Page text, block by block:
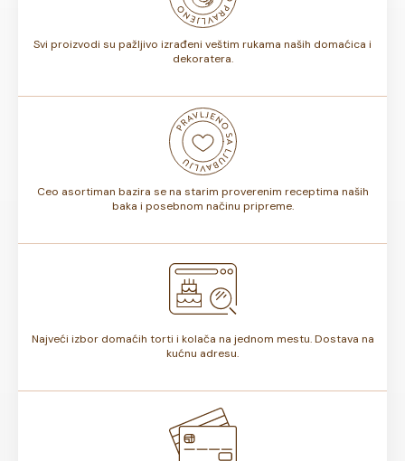
Svi proizvodi su pažljivo izrađeni veštim rukama naših domaćica i
dekoratera.
Ceo asortiman bazira se na starim proverenim receptima naših
baka i posebnom načinu pripreme.
Najveći izbor domaćih torti i kolača na jednom mestu. Dostava na
kućnu adresu.